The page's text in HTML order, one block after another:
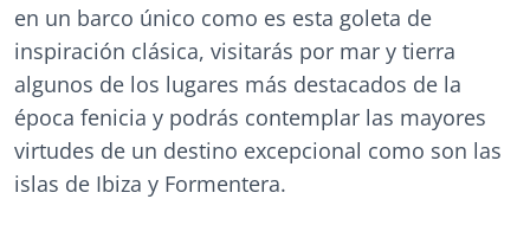
en un barco único como es esta goleta de
inspiración clásica, visitarás por mar y tierra
algunos de los lugares más destacados de la
época fenicia y podrás contemplar las mayores
virtudes de un destino excepcional como son las
islas de Ibiza y Formentera.